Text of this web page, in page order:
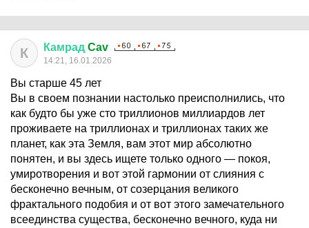
К Камрад Cav
14:21, 16.01.2026
Вы старше 45 лет
Вы в своем познании настолько преисполнились, что
как будто бы уже сто триллионов миллиардов лет
проживаете на триллионах и триллионах таких же
планет, как эта Земля, вам этот мир абсолютно
понятен, и вы здесь ищете только одного — покоя,
умиротворения и вот этой гармонии от слияния с
бесконечно вечным, от созерцания великого
фрактального подобия и от вот этого замечательного
всеединства существа, бесконечно вечного, куда ни